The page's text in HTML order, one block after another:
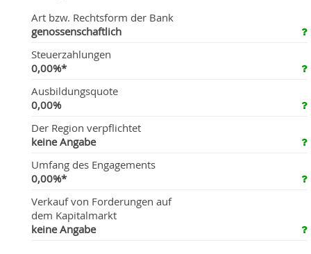
Art bzw. Rechtsform der Bank
genossenschaftlich
Steuerzahlungen
0,00%*
Ausbildungsquote
0,00%
Der Region verpflichtet
keine Angabe
Umfang des Engagements
0,00%*
Verkauf von Forderungen auf
dem Kapitalmarkt
keine Angabe